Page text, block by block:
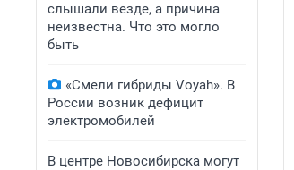
слышали везде, а причина
неизвестна. Что это могло
быть
«Смели гибриды Voyah». В
России возник дефицит
электромобилей
В центре Новосибирска могут